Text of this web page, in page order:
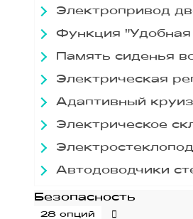
Электропривод
Функция "Удобная
Память сиденья
Электрическая
Адаптивный
Электрическое
Автодоводчики
Безопасность
28 опций